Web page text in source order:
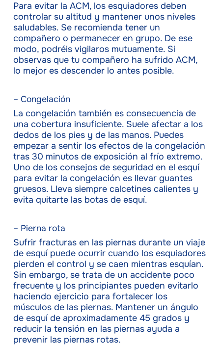
Para evitar la ACM, los esquiadores deben
controlar su altitud y mantener unos niveles
saludables. Se recomienda tener un
compañero o permanecer en grupo. De ese
modo, podréis vigilaros mutuamente. Si
observas que tu compañero ha sufrido ACM,
lo mejor es descender lo antes posible.
– Congelación
La congelación también es consecuencia de
una cobertura insuficiente. Suele afectar a los
dedos de los pies y de las manos. Puedes
empezar a sentir los efectos de la congelación
tras 30 minutos de exposición al frío extremo.
Uno de los consejos de seguridad en el esquí
para evitar la congelación es llevar guantes
gruesos. Lleva siempre calcetines calientes y
evita quitarte las botas de esquí.
– Pierna rota
Sufrir fracturas en las piernas durante un viaje
de esquí puede ocurrir cuando los esquiadores
pierden el control y se caen mientras esquían.
Sin embargo, se trata de un accidente poco
frecuente y los principiantes pueden evitarlo
haciendo ejercicio para fortalecer los
músculos de las piernas. Mantener un ángulo
de esquí de aproximadamente 45 grados y
reducir la tensión en las piernas ayuda a
prevenir las piernas rotas.